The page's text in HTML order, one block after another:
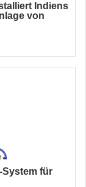
Indiens
von
System für